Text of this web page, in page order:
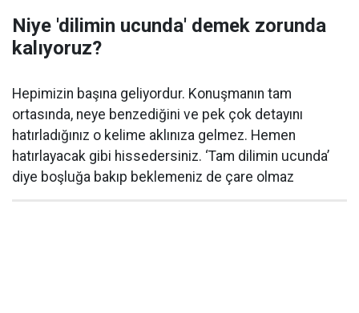
Niye 'dilimin ucunda' demek zorunda
kalıyoruz?
Hepimizin başına geliyordur. Konuşmanın tam
ortasında, neye benzediğini ve pek çok detayını
hatırladığınız o kelime aklınıza gelmez. Hemen
hatırlayacak gibi hissedersiniz. ‘Tam dilimin ucunda’
diye boşluğa bakıp beklemeniz de çare olmaz